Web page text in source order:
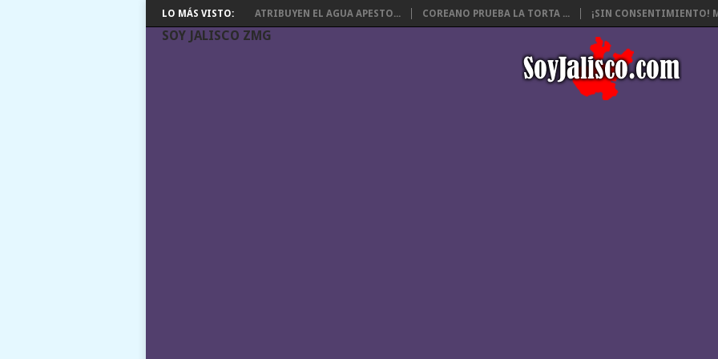
LO MÁS VISTO: ATRIBUYEN EL AGUA APESTO... COREANO PRUEBA LA TORTA ... ¡SIN CONSENTIMIENTO!
SOY JALISCO ZMG